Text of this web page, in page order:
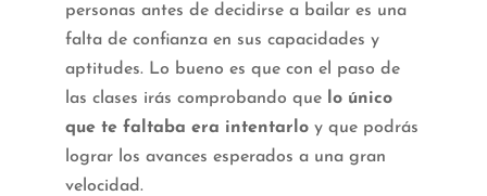
personas antes de decidirse a bailar es una
falta de confianza en sus capacidades y
aptitudes. Lo bueno es que con el paso de
las clases irás comprobando que
lo único
que te faltaba era intentarloy que podrás
lograr los avances esperados a una gran
velocidad.